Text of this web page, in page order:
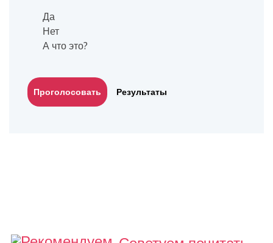
Да
Нет
А что это?
Результаты